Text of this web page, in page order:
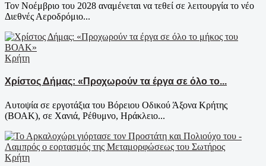
Τον Νοέμβριο του 2028 αναμένεται να τεθεί σε λειτουργία το νέο
Διεθνές Αεροδρόμιο...
Κρήτη
Χρίστος Δήμας: «Προχωρούν τα έργα σε όλο το...
Αυτοψία σε εργοτάξια του Βόρειου Οδικού Άξονα Κρήτης
(ΒΟΑΚ), σε Χανιά, Ρέθυμνο, Ηράκλειο...
Κρήτη